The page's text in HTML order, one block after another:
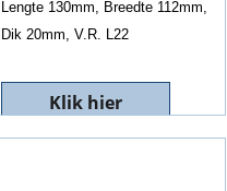
Lengte 130mm, Breedte 112mm,
Dik 20mm, V.R. L22
Klik hier